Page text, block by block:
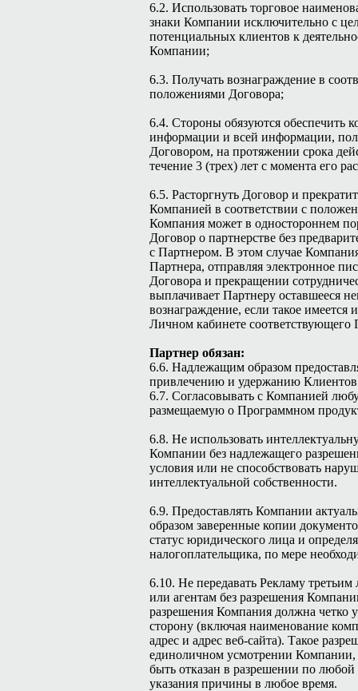
6.2. Использовать торговое
знаки Компании исключительно с
потенциальных клиентов к
Компании;
6.3. Получать вознаграждение в
положениями Договора;
6.4. Стороны обязуются обеспечить
информации и всей информации,
Договором, на протяжении срока
течение 3 (трех) лет с момента его
6.5. Расторгнуть Договор и
Компанией в соответствии с
Компания может в одностороннем
Договор о партнерстве без
с Партнером. В этом случае
Партнера, отправляя электронное
Договора и прекращении
выплачивает Партнеру оставшееся
вознаграждение, если такое имеется
Личном кабинете соответствующего
Партнер обязан:
6.6. Надлежащим образом
привлечению и удержанию
6.7. Согласовывать с Компанией
размещаемую о Программном
6.8. Не использовать
Компании без надлежащего
условия или не способствовать
интеллектуальной собственности.
6.9. Предоставлять Компании
образом заверенные копии
статус юридического лица и
налогоплательщика, по мере
6.10. Не передавать Рекламу
или агентам без разрешения
разрешения Компания должна четко
сторону (включая наименование
адрес и адрес веб-сайта). Такое
единоличном усмотрении
быть отказан в разрешении по
указания причины в любое время.